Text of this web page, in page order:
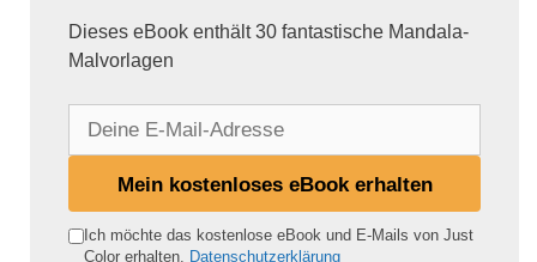
Dieses eBook enthält 30 fantastische Mandala-
Malvorlagen
e
Mein kostenloses eBook erhalten
Ich möchte das kostenlose eBook und E-Mails von Just
Color erhalten. Datenschutzerklärung